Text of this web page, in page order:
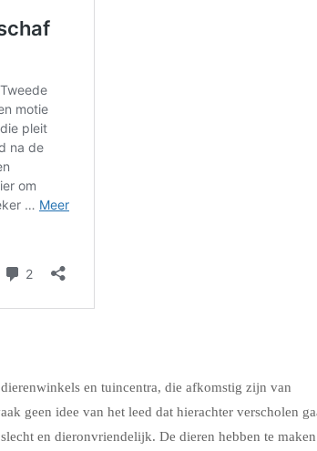
en tuincentra, die afkomstig zijn van
geen idee van het leed dat hierachter verscholen
en dieronvriendelijk. De dieren hebben te maken